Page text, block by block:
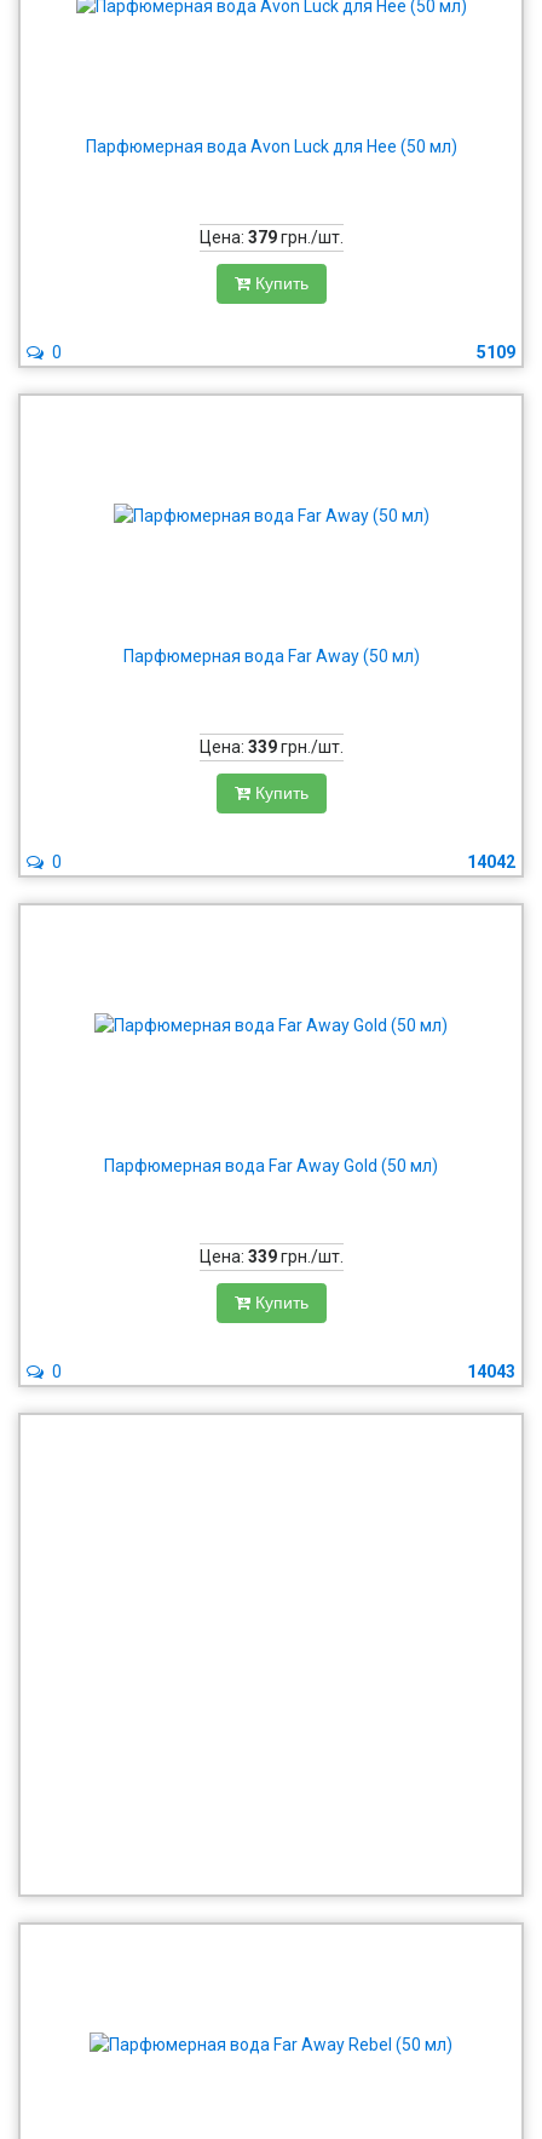
Парфюмерная вода Avon Luck для Нее (50 мл)
Цена: 379грн./шт.
Купить
5109
0
Парфюмерная вода Far Away (50 мл)
Цена: 339грн./шт.
Купить
14042
0
Парфюмерная вода Far Away Gold (50 мл)
Цена: 339грн./шт.
Купить
14043
0